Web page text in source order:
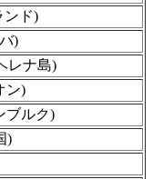
ンド)
)
レナ島)
ン)
ブルク)
)